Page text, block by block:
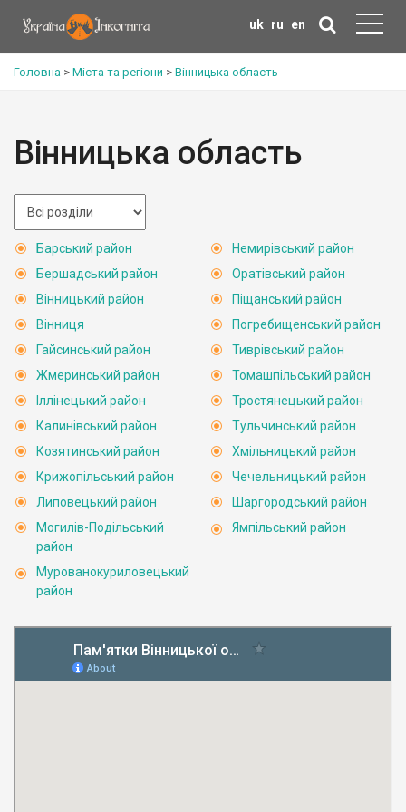
uk ru en
Головна > Міста та регіони > Вінницька область
Вінницька область
Барський район
Бершадський район
Вінницький район
Вінниця
Гайсинський район
Жмеринський район
Іллінецький район
Калинівський район
Козятинський район
Крижопільський район
Липовецький район
Могилів-Подільський
район
Мурованокуриловецький
район
Немирівський район
Оратівський район
Піщанський район
Погребищенський район
Тиврівський район
Томашпільський район
Тростянецький район
Тульчинський район
Хмільницький район
Чечельницький район
Шаргородський район
Ямпільський район